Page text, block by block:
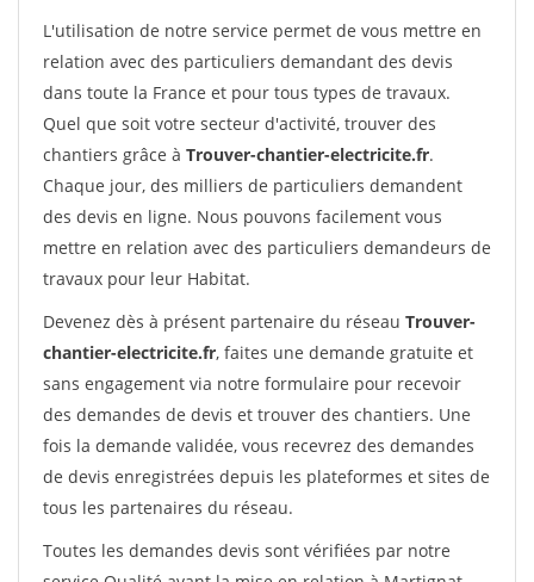
L'utilisation de notre service permet de vous mettre en
relation avec des particuliers demandant des devis
dans toute la France et pour tous types de travaux.
Quel que soit votre secteur d'activité, trouver des
chantiers grâce à Trouver-chantier-electricite.fr.
Chaque jour, des milliers de particuliers demandent
des devis en ligne. Nous pouvons facilement vous
mettre en relation avec des particuliers demandeurs de
travaux pour leur Habitat.
Devenez dès à présent partenaire du réseau Trouver-
chantier-electricite.fr, faites une demande gratuite et
sans engagement via notre formulaire pour recevoir
des demandes de devis et trouver des chantiers. Une
fois la demande validée, vous recevrez des demandes
de devis enregistrées depuis les plateformes et sites de
tous les partenaires du réseau.
Toutes les demandes devis sont vérifiées par notre